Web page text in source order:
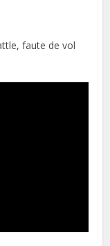
faute de vol